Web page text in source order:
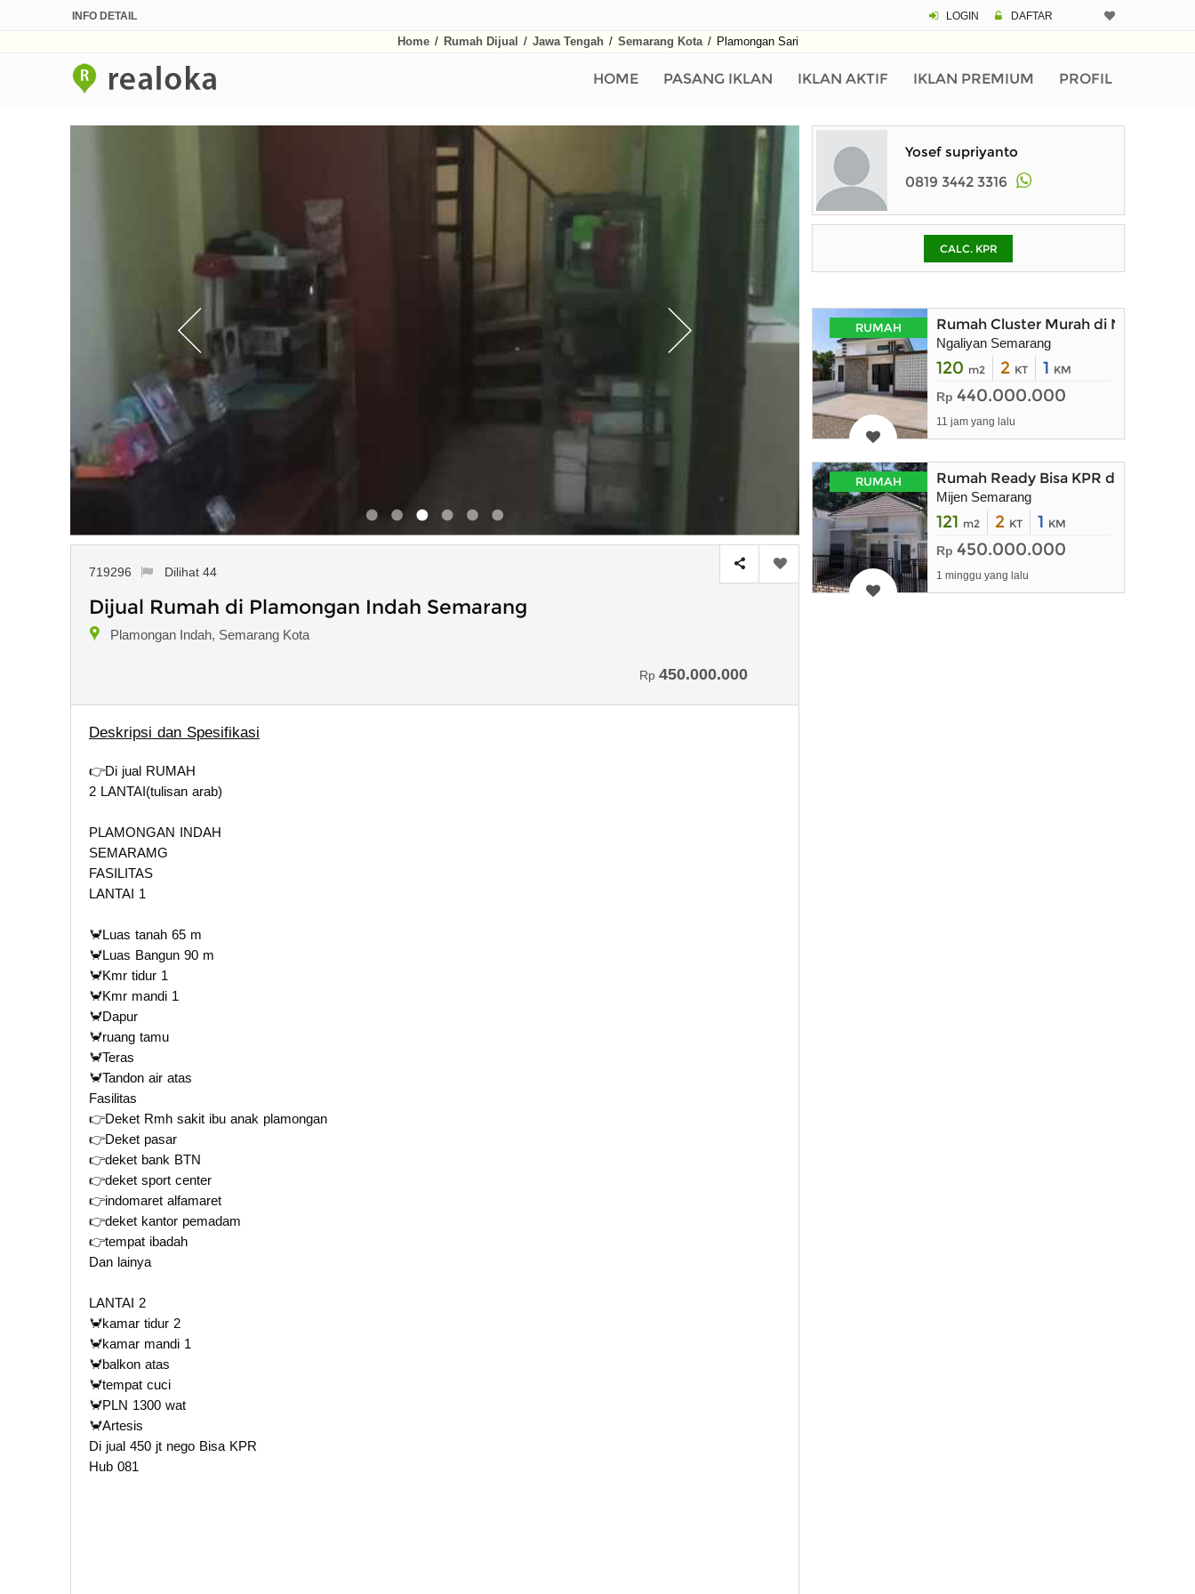
INFO DETAIL LOGIN DAFTAR
Home / Rumah Dijual / Jawa Tengah / Semarang Kota / Plamongan Sari
HOME PASANG IKLAN IKLAN AKTIF IKLAN PREMIUM PROFIL
719296 Dilihat 44
Dijual Rumah di Plamongan Indah Semarang
Plamongan Indah, Semarang Kota
Rp 450.000.000
Deskripsi dan Spesifikasi
👉Di jual RUMAH
2 LANTAI(tulisan arab)
PLAMONGAN INDAH
SEMARAMG
FASILITAS
LANTAI 1
🦀Luas tanah 65 m
🦀Luas Bangun 90 m
🦀Kmr tidur 1
🦀Kmr mandi 1
🦀Dapur
🦀ruang tamu
🦀Teras
🦀Tandon air atas
Fasilitas
👉Deket Rmh sakit ibu anak plamongan
👉Deket pasar
👉deket bank BTN
👉deket sport center
👉indomaret alfamaret
👉deket kantor pemadam
👉tempat ibadah
Dan lainya
LANTAI 2
🦀kamar tidur 2
🦀kamar mandi 1
🦀balkon atas
🦀tempat cuci
🦀PLN 1300 wat
🦀Artesis
Di jual 450 jt nego Bisa KPR
Hub 081
Pinjaman (PIN)
pada kotak-
Yosef supriyanto
0819 3442 3316
CALC. KPR
RUMAH Rumah Cluster Murah di Ngaliyan
Ngaliyan Semarang
120 m2 2 KT 1 KM
Rp 440.000.000
11 jam yang lalu
RUMAH Rumah Ready Bisa KPR di Mijen
Mijen Semarang
121 m2 2 KT 1 KM
Rp 450.000.000
1 minggu yang lalu